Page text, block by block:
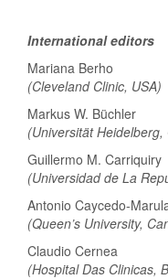
International editors
Mariana Berho
(Cleveland Clinic, USA)
Markus W. Büchler
(Universität Heidelberg,
Guillermo M. Carriquiry
(Universidad de La
Antonio Caycedo-
(Queen’s University,
Claudio Cernea
(Hospital Das Clinicas,